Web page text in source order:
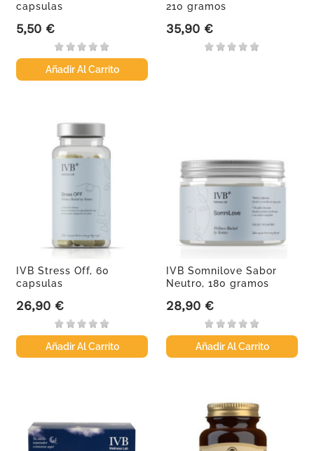
capsulas
Precio
5,50 €
Añadir Al Carrito
210 gramos
Precio
35,90 €
IVB Stress Off, 60
capsulas
Precio
26,90 €
Añadir Al Carrito
IVB Somnilove Sabor
Neutro, 180 gramos
Precio
28,90 €
Añadir Al Carrito